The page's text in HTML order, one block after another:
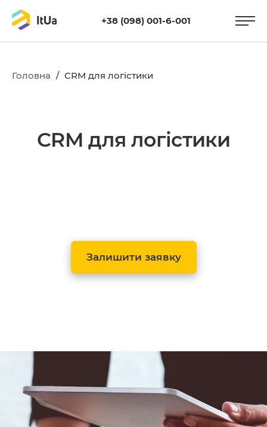
+38 (098) 001-6-001
Головна / CRM для логістики
CRM для логістики
Залишити заявку